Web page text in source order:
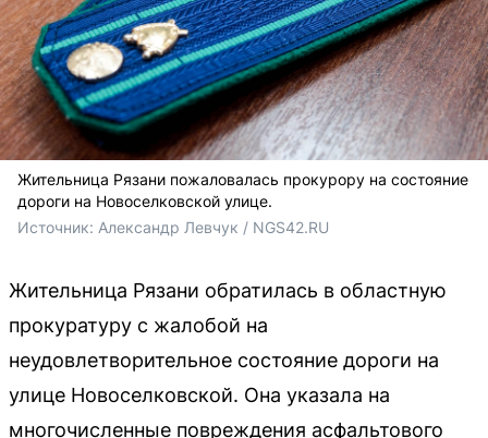
Жительница Рязани пожаловалась прокурору на состояние
дороги на Новоселковской улице.
Источник: Александр Левчук / NGS42.RU
Жительница Рязани обратилась в областную
прокуратуру с жалобой на
неудовлетворительное состояние дороги на
улице Новоселковской. Она указала на
многочисленные повреждения асфальтового